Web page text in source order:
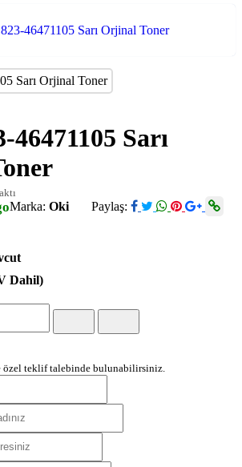
Sarı
Paylaş:
Marka: Oki
Dahil)
özel teklif talebinde bulunabilirsiniz.